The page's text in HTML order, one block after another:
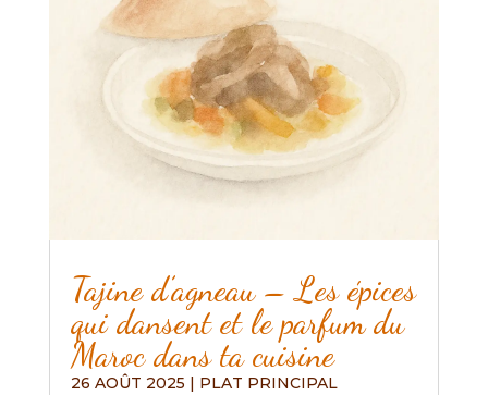
Tajine d’agneau – Les épices
qui dansent et le parfum du
Maroc dans ta cuisine
26 AOÛT 2025 | PLAT PRINCIPAL